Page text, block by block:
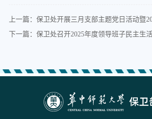
上一篇：保卫处开展三月支部主题党日活动暨
下一篇：保卫处召开2025年度领导班子民主生